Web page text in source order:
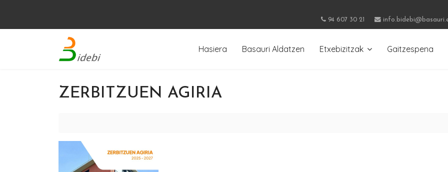
94 607 30 21
Hasiera Basauri Aldatzen Etxebizitzak Gaitzespena
ZERBITZUEN AGIRIA